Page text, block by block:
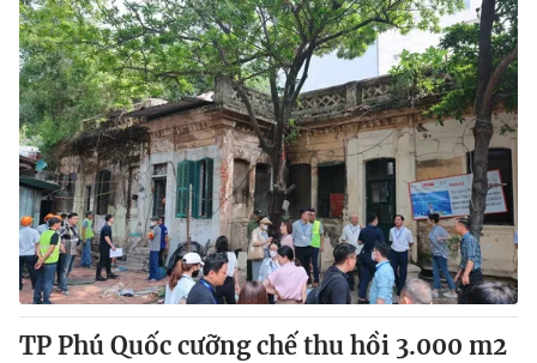
® Cấm sao chép dưới mọi hình thức nếu không có sự chấp
thuận bằng văn bản. Ghi rõ nguồn VTV.vn khi phát hành lại
thông tin từ website này.
TP Phú Quốc cưỡng chế thu hồi 3.000 m2